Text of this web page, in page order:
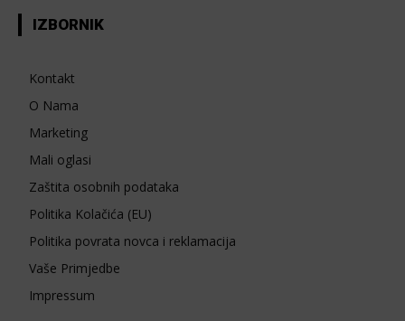
IZBORNIK
Kontakt
O Nama
Marketing
Mali oglasi
Zaštita osobnih podataka
Politika Kolačića (EU)
Politika povrata novca i reklamacija
Vaše Primjedbe
Impressum